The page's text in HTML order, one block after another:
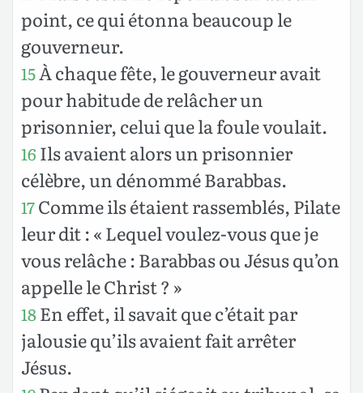
point, ce qui étonna beaucoup le
gouverneur.
15À chaque fête, le gouverneur avait
pour habitude de relâcher un
prisonnier, celui que la foule voulait.
16 Ils avaient alors un prisonnier
célèbre, un dénommé Barabbas.
17Comme ils étaient rassemblés, Pilate
leur dit : « Lequel voulez-vous que je
vous relâche : Barabbas ou Jésus qu’on
appelle le Christ ? »
18En effet, il savait que c’était par
jalousie qu’ils avaient fait arrêter
Jésus.